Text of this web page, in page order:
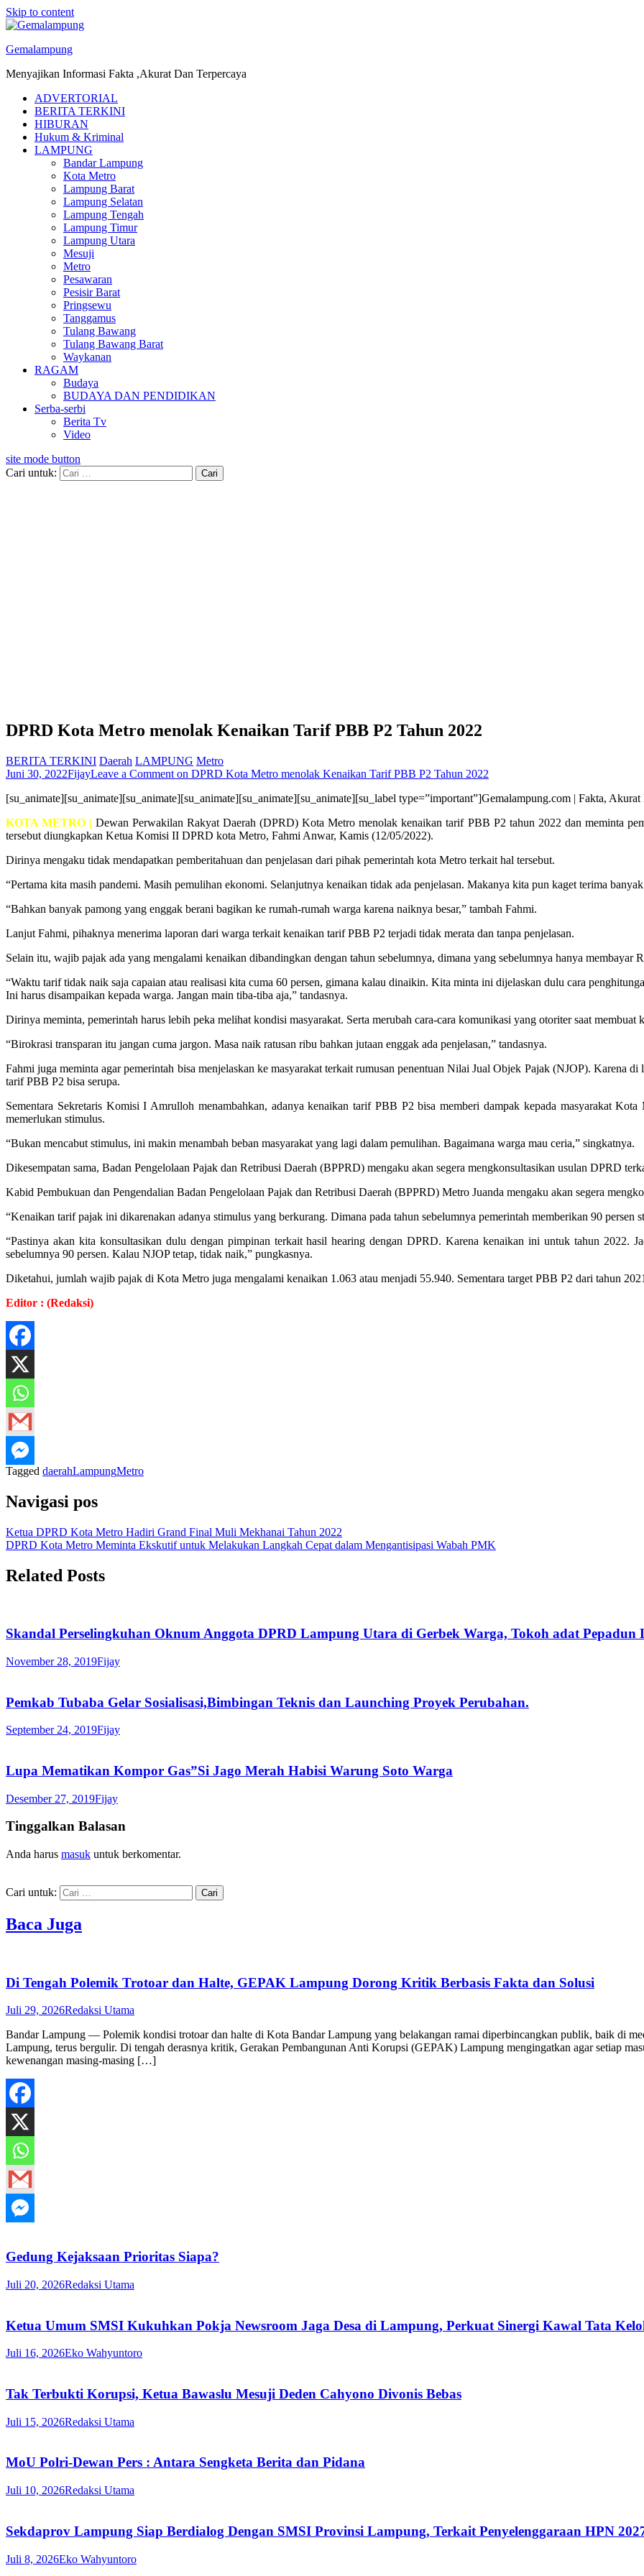
Skip to content
Gemalampung
Menyajikan Informasi Fakta ,Akurat Dan Terpercaya
ADVERTORIAL
BERITA TERKINI
HIBURAN
Hukum & Kriminal
LAMPUNG
Bandar Lampung
Kota Metro
Lampung Barat
Lampung Selatan
Lampung Tengah
Lampung Timur
Lampung Utara
Mesuji
Metro
Pesawaran
Pesisir Barat
Pringsewu
Tanggamus
Tulang Bawang
Tulang Bawang Barat
Waykanan
RAGAM
Budaya
BUDAYA DAN PENDIDIKAN
Serba-serbi
Berita Tv
Video
site mode button
Cari untuk:
DPRD Kota Metro menolak Kenaikan Tarif PBB P2 Tahun 2022
BERITA TERKINI Daerah LAMPUNG Metro
Juni 30, 2022FijayLeave a Comment on DPRD Kota Metro menolak Kenaikan Tarif PBB P2 Tahun 2022
[su_animate][su_animate][su_animate][su_animate][su_animate][su_animate][su_label type=”important”]Gemalampung.com | Fakta,
KOTA METRO | Dewan Perwakilan Rakyat Daerah (DPRD) Kota Metro menolak kenaikan tarif PBB P2 tahun 2022 dan meminta
tersebut diungkapkan Ketua Komisi II DPRD kota Metro, Fahmi Anwar, Kamis (12/05/2022).
Dirinya mengaku tidak mendapatkan pemberitahuan dan penjelasan dari pihak pemerintah kota Metro terkait hal tersebut.
“Pertama kita masih pandemi. Masih pemulihan ekonomi. Selanjutnya kenaikan tidak ada penjelasan. Makanya kita pun kaget terima
“Bahkan banyak pamong yang enggak berani bagikan ke rumah-rumah warga karena naiknya besar,” tambah Fahmi.
Lanjut Fahmi, pihaknya menerima laporan dari warga terkait kenaikan tarif PBB P2 terjadi tidak merata dan tanpa penjelasan.
Selain itu, wajib pajak ada yang mengalami kenaikan dibandingkan dengan tahun sebelumnya, dimana yang sebelumnya hanya membayar
“Waktu tarif tidak naik saja capaian atau realisasi kita cuma 60 persen, gimana kalau dinaikin. Kita minta ini dijelaskan dulu cara
Ini harus disampaikan kepada warga. Jangan main tiba-tiba aja,” tandasnya.
Dirinya meminta, pemerintah harus lebih peka melihat kondisi masyarakat. Serta merubah cara-cara komunikasi yang otoriter saat membuat
“Birokrasi transparan itu jangan cuma jargon. Masa naik ratusan ribu bahkan jutaan enggak ada penjelasan,” tandasnya.
Fahmi juga meminta agar pemerintah bisa menjelaskan ke masyarakat terkait rumusan penentuan Nilai Jual Objek Pajak (NJOP). Karena
tarif PBB P2 bisa serupa.
Sementara Sekretaris Komisi I Amrulloh menambahkan, adanya kenaikan tarif PBB P2 bisa memberi dampak kepada masyarakat
memerlukan stimulus.
“Bukan mencabut stimulus, ini makin menambah beban masyarakat yang lagi dalam pemulihan. Bagaimana warga mau ceria,” singkatnya.
Dikesempatan sama, Badan Pengelolaan Pajak dan Retribusi Daerah (BPPRD) mengaku akan segera mengkonsultasikan usulan DPRD
Kabid Pembukuan dan Pengendalian Badan Pengelolaan Pajak dan Retribusi Daerah (BPPRD) Metro Juanda mengaku akan segera
“Kenaikan tarif pajak ini dikarenakan adanya stimulus yang berkurang. Dimana pada tahun sebelumnya pemerintah memberikan 90 persen
“Pastinya akan kita konsultasikan dulu dengan pimpinan terkait hasil hearing dengan DPRD. Karena kenaikan ini untuk tahun 2022.
sebelumnya 90 persen. Kalau NJOP tetap, tidak naik,” pungkasnya.
Diketahui, jumlah wajib pajak di Kota Metro juga mengalami kenaikan 1.063 atau menjadi 55.940. Sementara target PBB P2 dari tahun
Editor : (Redaksi)
Tagged daerahLampungMetro
Navigasi pos
Ketua DPRD Kota Metro Hadiri Grand Final Muli Mekhanai Tahun 2022
DPRD Kota Metro Meminta Ekskutif untuk Melakukan Langkah Cepat dalam Mengantisipasi Wabah PMK
Related Posts
Skandal Perselingkuhan Oknum Anggota DPRD Lampung Utara di Gerbek Warga, Tokoh adat
November 28, 2019Fijay
Pemkab Tubaba Gelar Sosialisasi,Bimbingan Teknis dan Launching Proyek Perubahan.
September 24, 2019Fijay
Lupa Mematikan Kompor Gas”Si Jago Merah Habisi Warung Soto Warga
Desember 27, 2019Fijay
Tinggalkan Balasan
Anda harus masuk untuk berkomentar.
Cari untuk:
Baca Juga
Di Tengah Polemik Trotoar dan Halte, GEPAK Lampung Dorong Kritik Berbasis Fakta dan Solusi
Juli 29, 2026Redaksi Utama
Bandar Lampung — Polemik kondisi trotoar dan halte di Kota Bandar Lampung yang belakangan ramai diperbincangkan publik, baik di
Lampung, terus bergulir. Di tengah derasnya kritik, Gerakan Pembangunan Anti Korupsi (GEPAK) Lampung mengingatkan agar setiap
kewenangan masing-masing […]
Gedung Kejaksaan Prioritas Siapa?
Juli 20, 2026Redaksi Utama
Ketua Umum SMSI Kukuhkan Pokja Newsroom Jaga Desa di Lampung, Perkuat Sinergi Kawal Tata
Juli 16, 2026Eko Wahyuntoro
Tak Terbukti Korupsi, Ketua Bawaslu Mesuji Deden Cahyono Divonis Bebas
Juli 15, 2026Redaksi Utama
MoU Polri-Dewan Pers : Antara Sengketa Berita dan Pidana
Juli 10, 2026Redaksi Utama
Sekdaprov Lampung Siap Berdialog Dengan SMSI Provinsi Lampung, Terkait Penyelenggaraan HPN
Juli 8, 2026Eko Wahyuntoro